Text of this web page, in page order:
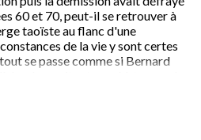
60 et 70, peut-il se retrouver à
taoïste au flanc d'une
de la vie y sont certes
se passe comme si Bernard
qu'il avait toujours